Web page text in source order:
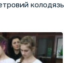
колодязь